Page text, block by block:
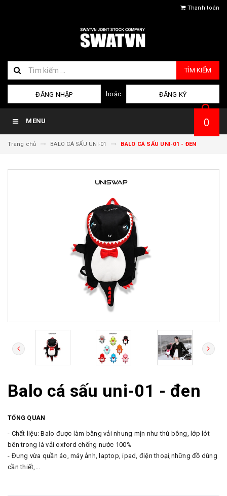
Thanh toán
TÌM KIẾM
ĐĂNG NHẬP hoặc ĐĂNG KÝ
MENU 0
Trang chủ BALO CÁ SẤU UNI-01 BALO CÁ SẤU UNI-01 - ĐEN
Balo cá sấu uni-01 - đen
TỔNG QUAN
- Chất liệu: Balo được làm bằng vải nhung mịn như thú bông, lớp lót
bên trong là vải oxford chống nước 100%
- Đựng vừa quần áo, máy ảnh, laptop, ipad, điện thoại,những đồ dùng
cần thiết,...